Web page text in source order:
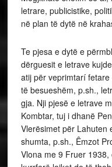
letrare, publicistike,
në plan të dytë në
Te pjesa e dytë e
dërguesit e letrave
atij për veprimtarí
të besueshëm, p.sh.,
gja. Nji pjesë e letrave
Kombtar, tuj i dhanë
Vlerësimet për Lahuten
shumta, p.sh., Êmzot
Vlona me 9 Fruer 1938,